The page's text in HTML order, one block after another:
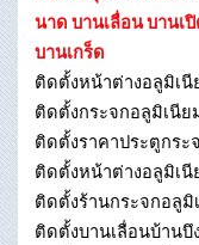
นาด บานเลื่อน บานเ
บานเกร็ด
ติดตั้งหน้าต่างอลูมิเ
ติดตั้งกระจกอลูมิเนีย
ติดตั้งราคาประตูกระ
ติดตั้งหน้าต่างอลูมิเนี
ติดตั้งร้านกระจกอลูมิ
ติดตั้งบานเลื่อนบ้านบึ